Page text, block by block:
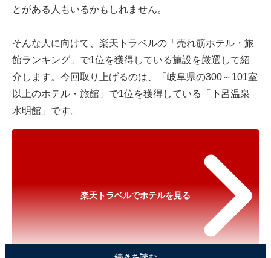
とがある人もいるかもしれません。
そんな人に向けて、楽天トラベルの「売れ筋ホテル・旅
館ランキング」で1位を獲得している施設を厳選して紹
介します。今回取り上げるのは、「岐阜県の300～101室
以上のホテル・旅館」で1位を獲得している「下呂温泉
水明館」です。
楽天トラベルでホテルを見る